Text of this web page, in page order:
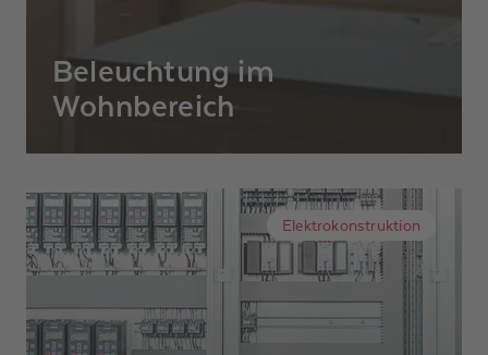
Beleuchtung im
Wohnbereich
Inneneinrichtung. Mit viel indirektem Licht
soll der sehr niedrige Raum mehr Volumen
bekommen.
Elektrokonstruktion